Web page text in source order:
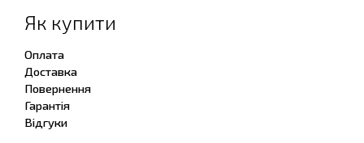
Як купити
Оплата
Доставка
Повернення
Гарантія
Відгуки